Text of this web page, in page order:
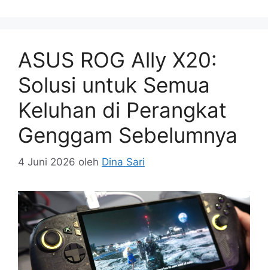
ASUS ROG Ally X20:
Solusi untuk Semua
Keluhan di Perangkat
Genggam Sebelumnya
4 Juni 2026 oleh Dina Sari